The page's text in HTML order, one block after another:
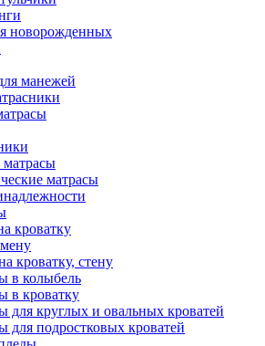
новорожденных
манежей
матрасы
кроватку
кроватку, стену
в колыбель
в кроватку
для круглых и овальных кроватей
для подростковых кроватей